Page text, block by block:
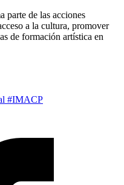
parte de las acciones
a la cultura, promover
de formación artística en
#IMACP